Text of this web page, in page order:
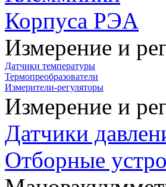
Корпуса РЭА
Измерение и
Датчики температуры
Термопреобразователи
Измерители-регуляторы
Измерение и
Датчики
Отборные